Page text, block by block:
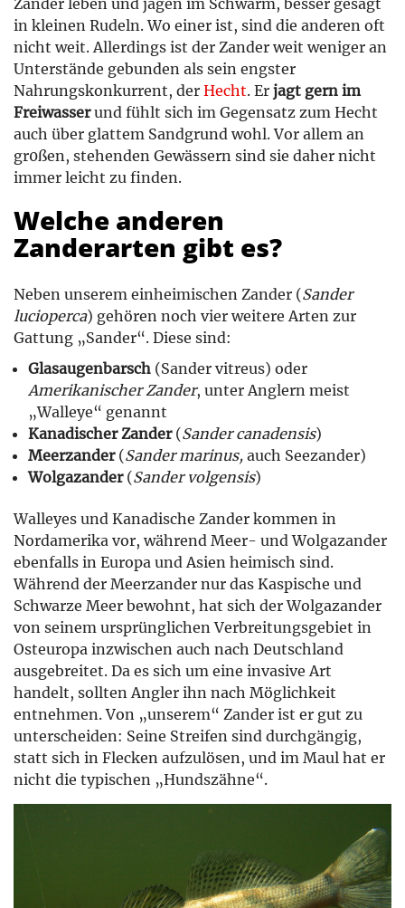
in kleinen Rudeln. Wo einer ist, sind die anderen oft
nicht weit. Allerdings ist der Zander weit weniger an
Unterstände gebunden als sein engster
Nahrungskonkurrent, der Hecht. Er jagt gern im
Freiwasserund fühlt sich im Gegensatz zum Hecht
auch über glattem Sandgrund wohl. Vor allem an
gr0ßen, stehenden Gewässern sind sie daher nicht
immer leicht zu finden.
Welche anderen
Zanderarten gibt es?
Neben unserem einheimischen Zander (Sander
lucioperca) gehören noch vier weitere Arten zur
Gattung „Sander“. Diese sind:
Glasaugenbarsch (Sander vitreus) oder
Amerikanischer Zander, unter Anglern meist
„Walleye“ genannt
Kanadischer Zander(Sander canadensis)
Meerzander(Sander marinus, auch Seezander)
Wolgazander(Sander volgensis)
Walleyes und Kanadische Zander kommen in
Nordamerika vor, während Meer- und Wolgazander
ebenfalls in Europa und Asien heimisch sind.
Während der Meerzander nur das Kaspische und
Schwarze Meer bewohnt, hat sich der Wolgazander
von seinem ursprünglichen Verbreitungsgebiet in
Osteuropa inzwischen auch nach Deutschland
ausgebreitet. Da es sich um eine invasive Art
handelt, sollten Angler ihn nach Möglichkeit
entnehmen. Von „unserem“ Zander ist er gut zu
unterscheiden: Seine Streifen sind durchgängig,
statt sich in Flecken aufzulösen, und im Maul hat er
nicht die typischen „Hundszähne“.